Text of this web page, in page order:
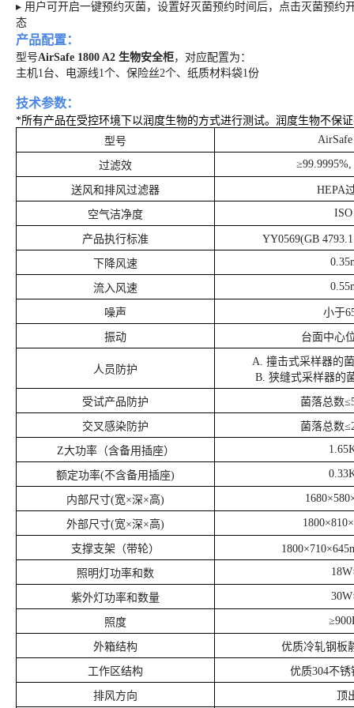
▸ 用户可开启一键预约灭菌，设置好灭菌预约时间后，点击灭菌预
态
产品配置：
型号AirSafe 1800 A2 生物安全柜，对应配置为：
主机1台、电源线1个、保险丝2个、纸质材料袋1份
技术参数：
*所有产品在受控环境下以润度生物的方式进行测试。润度生物不保
型号
AirSafe
过滤效
送风和排风过滤器 HEPA
空气洁净度
产品执行标准 YY0569(GB
下降风速
流入风速
噪声 小于
振动 台面中心
人员防护
A. 撞击式采样器的
B. 狭缝式采样器的
受试产品防护 菌落总数
交叉感染防护 菌落总数
Z大功率（含备用插座）
额定功率(不含备用插座)
内部尺寸(宽×深×高)
外部尺寸(宽×深×高)
支撑支架（带轮）
照明灯功率和数
紫外灯功率和数量
照度
外箱结构 优质冷轧钢板
工作区结构 优质304不
排风方向 顶